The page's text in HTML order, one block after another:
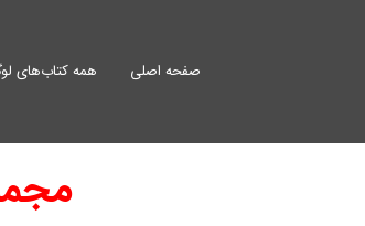
صفحه اصلی همه کتاب‌های